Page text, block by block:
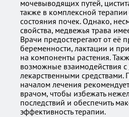
мочевыводящих путей,
также в комплексной
состояния почек. Однако,
свойства, медвежья трава
Врачи предостерегают от её
беременности, лактации и
на компоненты растения.
возможные взаимодействия с
лекарственными средствами.
началом лечения
врачом, чтобы избежать
последствий и обеспечить
эффективность терапии.